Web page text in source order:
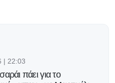
| 22:03
πάει για το